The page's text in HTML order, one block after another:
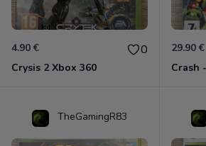
4.90 € 0
Crysis 2 Xbox 360
29.90 €
TheGamingR83